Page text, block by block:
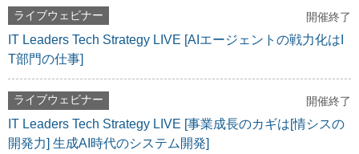
ライブウェビナー 開催終了
IT Leaders Tech Strategy LIVE [AIエージェントの戦力化はI
T部門の仕事]
ライブウェビナー 開催終了
IT Leaders Tech Strategy LIVE [事業成長のカギは[情シスの
開発力] 生成AI時代のシステム開発]